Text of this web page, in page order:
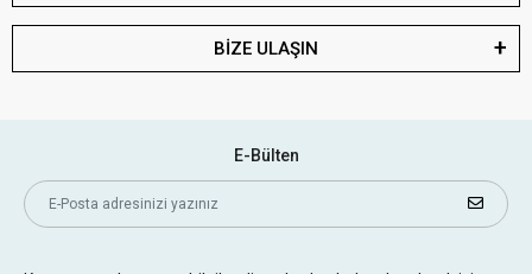
BİZE ULAŞIN
E-Bülten